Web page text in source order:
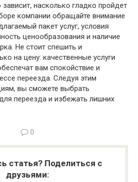
насколько гладко пройдет
компании обращайте внимание
пакет услуг, условия
ценообразования и наличие
Не стоит спешить и
на цену: качественные услуги
вам спокойствие и
переезда. Следуя этим
вы сможете выбрать
переезда и избежать лишних
0
статья? Поделиться с
друзьями: